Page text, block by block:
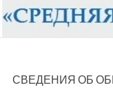
СШ 4
СВЕДЕНИЯ ОБ